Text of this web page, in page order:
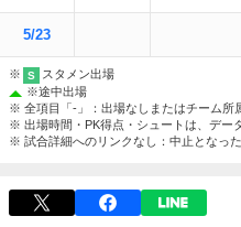
5/23
※ S
スタメン出場
※途中出場
※ 全項目「-」：出場なしまたはチーム所
※ 出場時間・PK得点・シュートは、デー
※ 試合詳細へのリンクなし：中止となっ